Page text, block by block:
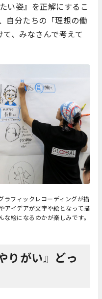
い姿』を正解にするこ
自分たちの「理想の働
、みなさんで考えて
ラフィックレコーディングが描
アイデアが文字や絵となって描
絵になるのかが楽しみです。
りがい』どっ